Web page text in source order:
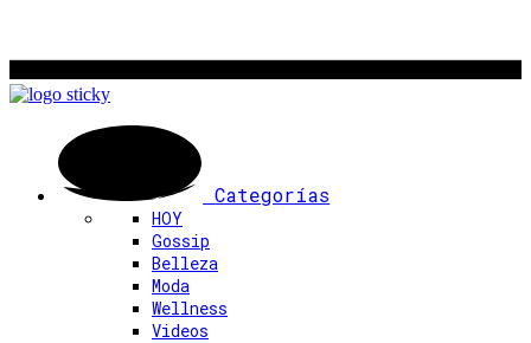
Categorías
HOY
Gossip
Belleza
Moda
Wellness
Videos